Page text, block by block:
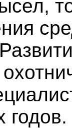
годов.